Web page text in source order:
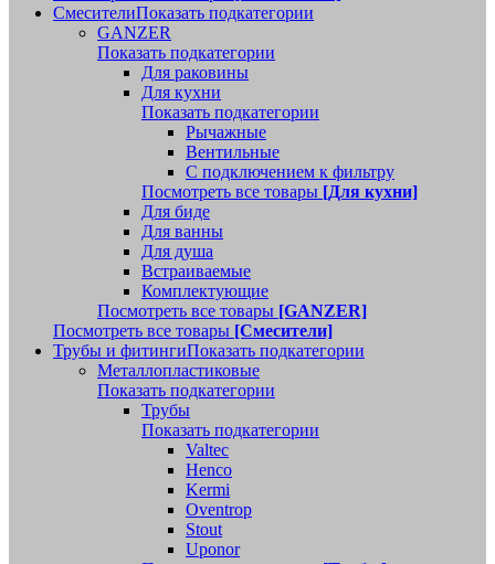
СмесителиПоказать подкатегории
GANZER
Показать подкатегории
Для раковины
Для кухни
Показать подкатегории
Рычажные
Вентильные
С подключением к фильтру
Посмотреть все товары [Для кухни]
Для биде
Для ванны
Для душа
Встраиваемые
Комплектующие
Посмотреть все товары [GANZER]
Посмотреть все товары [Смесители]
Трубы и фитингиПоказать подкатегории
Металлопластиковые
Показать подкатегории
Трубы
Показать подкатегории
Valtec
Henco
Kermi
Oventrop
Stout
Uponor